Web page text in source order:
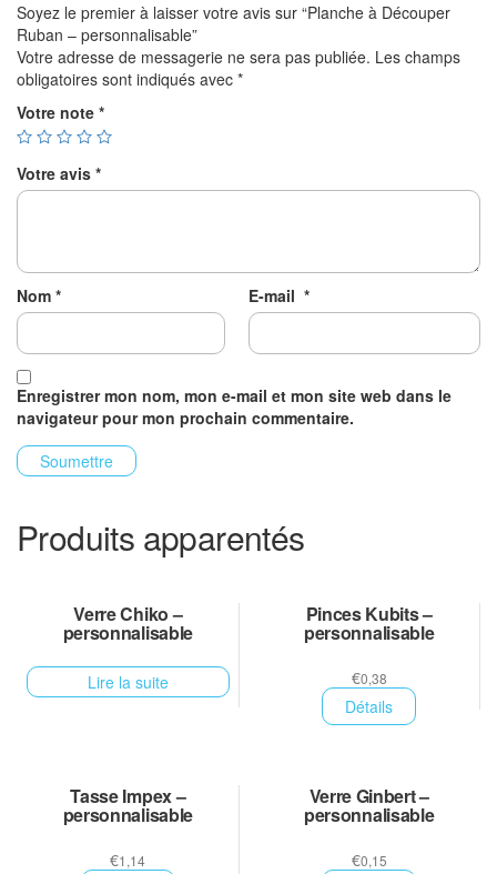
Soyez le premier à laisser votre avis sur “Planche à Découper
Ruban – personnalisable”
Votre adresse de messagerie ne sera pas publiée. Les champs
obligatoires sont indiqués avec *
Votre note *
Votre avis *
Nom * E-mail *
Enregistrer mon nom, mon e-mail et mon site web dans le
navigateur pour mon prochain commentaire.
Produits apparentés
Verre Chiko –
personnalisable
Lire la suite
Pinces Kubits –
personnalisable
€0,38
Détails
Tasse Impex –
personnalisable
€1,14
Verre Ginbert –
personnalisable
€0,15